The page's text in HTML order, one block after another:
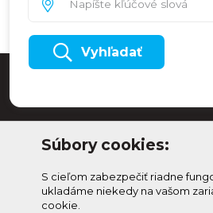
Vyhľadať
Súbory cookies:
S cieľom zabezpečiť riadne
ukladáme niekedy na vašom
cookie.